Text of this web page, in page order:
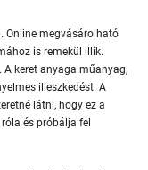
Online megvásárolható
is remekül illik.
keret anyaga műanyag,
illeszkedést. A
látni, hogy ez a
és próbálja fel